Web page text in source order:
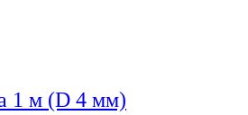
1 м (D 4 мм)